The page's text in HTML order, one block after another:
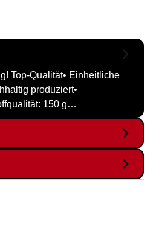
Top-Qualität• Einheitliche
produziert•
150 g…